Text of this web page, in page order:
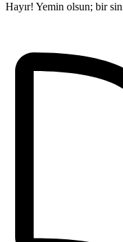
Hayır! Yemin olsun; bir